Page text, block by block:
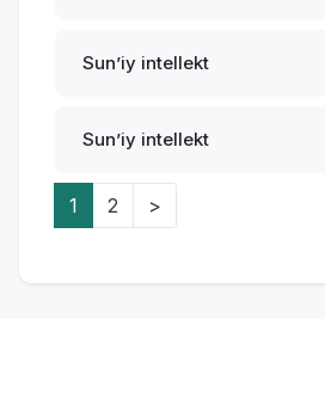
Sunʼiy intellekt
Sunʼiy intellekt
1 2 >